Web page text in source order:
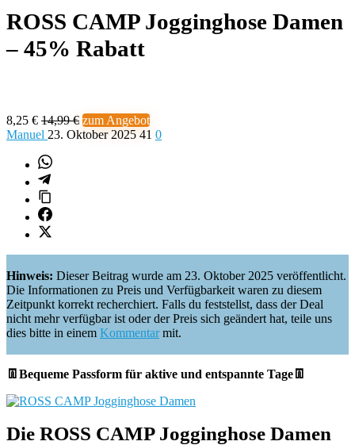
ROSS CAMP Jogginghose Damen
– 45% Rabatt
8,25 € 14,99 € zum Angebot
Manuel 23. Oktober 2025 41 0
Hinweis: Dieser Beitrag wurde am 23. Oktober 2025 veröffentlicht.
Die Informationen zu Preis und Verfügbarkeit waren zu diesem
Zeitpunkt korrekt recherchiert. Falls du feststellst, dass der Deal
nicht mehr verfügbar ist oder der Preis sich geändert hat, teile uns
dies bitte in einem Kommentarmit.
👖Bequeme Passform für aktive und entspannte Tage👖
Die ROSS CAMP Jogginghose Damen